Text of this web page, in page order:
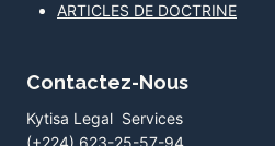
ARTICLES DE DOCTRINE
Contactez-Nous
Kytisa Legal Services